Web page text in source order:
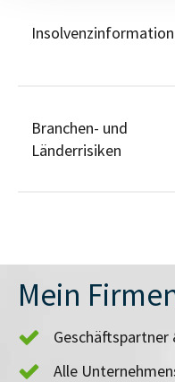
Branchen- und
Länderrisiken
Mein
Alle